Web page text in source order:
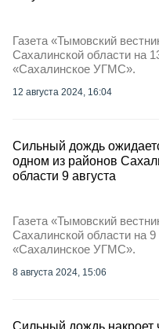
Газета «Тымовский
Сахалинской области на
«Сахалинское УГМС».
12 августа 2024, 16:04
Сильный дождь
одном из районов
области 9 августа
Газета «Тымовский
Сахалинской области на
«Сахалинское УГМС».
8 августа 2024, 15:06